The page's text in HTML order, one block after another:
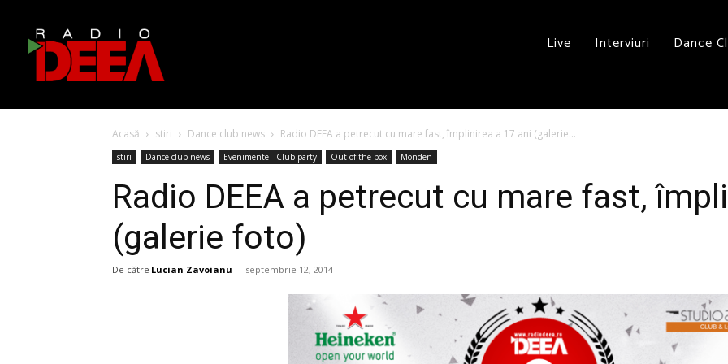
Live Interviuri Dance
Acasă stiri Dance club news Radio DEEA a petrecut cu mare fast, împlinirea a 17 ani (galerie...
stiri Dance club news Evenimente - Club party Out of the box Monden
Radio DEEA a petrecut cu mare fast,
(galerie foto)
De către Lucian Zavoianu - septembrie 12, 2014